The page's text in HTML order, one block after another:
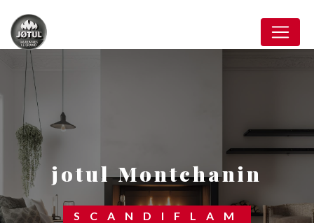
jotul Montchanin
SCANDIFLAM